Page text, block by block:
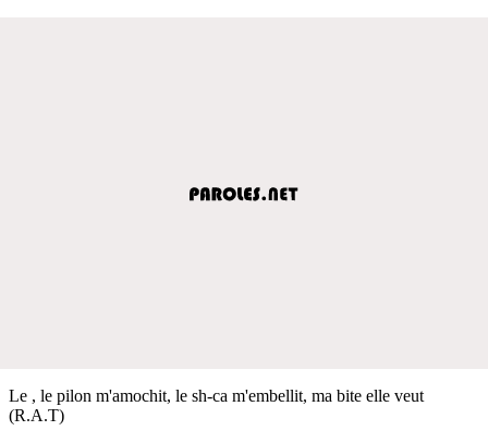
Le , le pilon m'amochit, le sh-ca m'embellit, ma bite elle veut
(R.A.T)